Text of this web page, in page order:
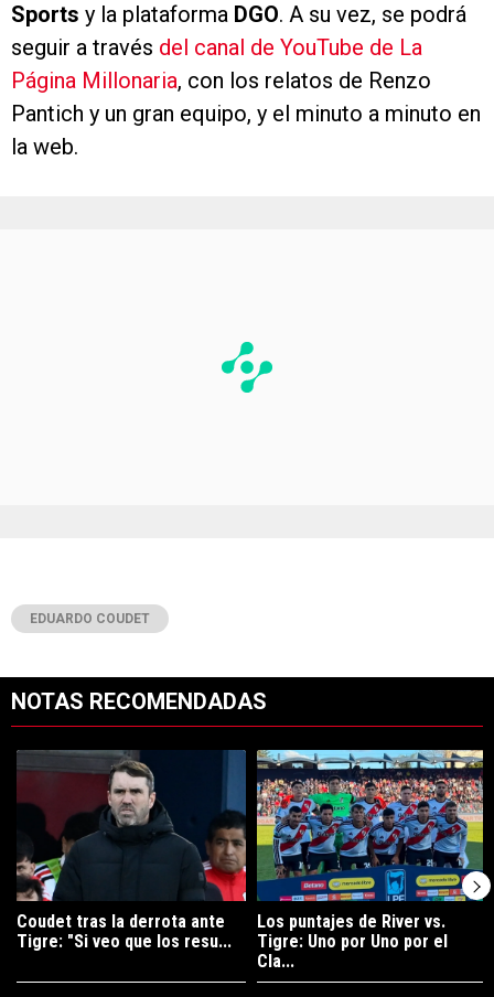
Sports y la plataforma DGO. A su vez, se podrá
seguir a través del canal de YouTube de La
Página Millonaria, con los relatos de Renzo
Pantich y un gran equipo, y el minuto a minuto en
la web.
EDUARDO COUDET
NOTAS RECOMENDADAS
Un artículo de tendencia con el título "Coudet tras la derrota ante
Coudet tras la derrota ante
Tigre: "Si veo que los resu...
Un artículo de tendencia con el
Los puntajes de River vs.
Tigre: Uno por Uno por el
Cla...